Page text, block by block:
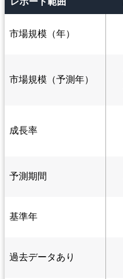
市場規模（年）
市場規模（予測年）
成長率
予測期間
基準年
過去データあり